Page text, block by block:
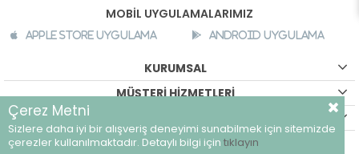
MOBİL UYGULAMALARIMIZ
Apple Store Uygulama Android Uygulama
KURUMSAL
MÜŞTERİ HİZMETLERİ
©breeze.com.tr - Tüm hakları saklıdır.
Çerez Metni
Sizlere daha iyi bir alışveriş deneyimi sunabilmek için sitemizde
çerezler kullanılmaktadır. Detaylı bilgi için tıklayın